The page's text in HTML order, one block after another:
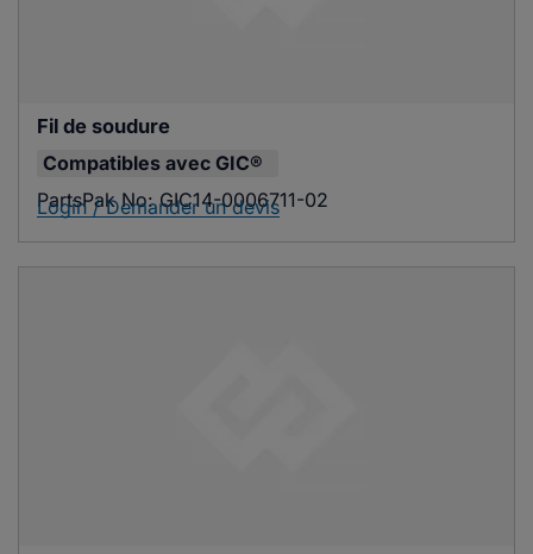
Fil de soudure
Compatibles avec GIC®
PartsPak No:GIC14-0006711-02
Login / Demander un devis